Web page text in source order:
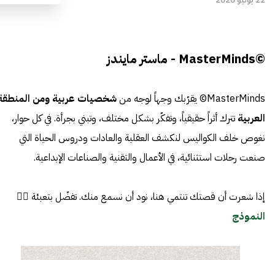
©MasterMinds - ماستر مايندز
MasterMinds© يقرّبك وجهاً لوجه من
شخصيات عربية ومن
العربية تترك أثراً حقيقياً، وتفكّر بشكل مختلف، وتبني بجرأة. في كل حوار،
نغوص خلف الكواليس لنكشف العقلية والعادات ودروس الحياة التي
صنعت رحلات استثنائية، في الأعمال والتقنية والصناعات الإبداعية.
إذا شعرت أن قصتك تنتمي هنا، نود أن نسمع منك. تفضّل بتعبئة 👈🏼
النموذج